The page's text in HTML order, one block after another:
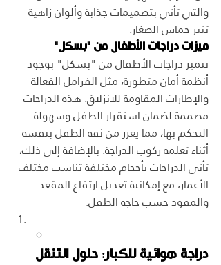
والتي تأتي بتصميمات جذابة وألوان زاهية
تثير حماس الصغار.
ميزات دراجات الأطفال من "بسكل"
تتميز دراجات الأطفال من "بسكل" بوجود
أنظمة أمان متطورة، مثل الفرامل الفعالة
والإطارات المقاومة للانزلاق. هذه الدراجات
مصممة لضمان استقرار الطفل وسهولة
التحكم بها، مما يعزز من ثقة الطفل بنفسه
أثناء تعلمه ركوب الدراجة. بالإضافة إلى ذلك،
تأتي الدراجات بأحجام مختلفة تناسب مختلف
الأعمار، مع إمكانية تعديل ارتفاع المقعد
والمقود حسب حاجة الطفل.
دراجة هوائية للكبار: حلول التنقل